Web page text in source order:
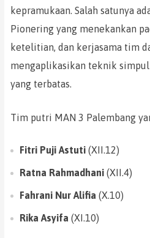
kepramukaan. Salah satunya
Pionering yang menekankan
ketelitian, dan kerjasama tim
mengaplikasikan teknik
yang terbatas.
Tim putri MAN 3 Palembang
Fitri Puji Astuti(XII.12)
Ratna Rahmadhani(XII.4)
Fahrani Nur Alifia (X.10)
Rika Asyifa (XI.10)